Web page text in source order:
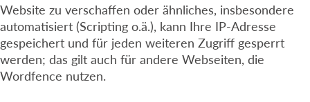
Website zu verschaffen oder ähnliches, insbesondere
automatisiert (Scripting o.ä.), kann Ihre IP-Adresse
gespeichert und für jeden weiteren Zugriff gesperrt
werden; das gilt auch für andere Webseiten, die
Wordfence nutzen.